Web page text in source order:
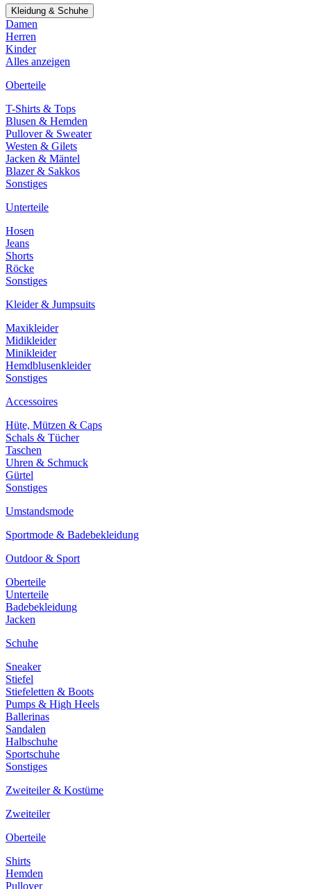
Kleidung & Schuhe
Damen
Herren
Kinder
Alles anzeigen
Oberteile
T-Shirts & Tops
Blusen & Hemden
Pullover & Sweater
Westen & Gilets
Jacken & Mäntel
Blazer & Sakkos
Sonstiges
Unterteile
Hosen
Jeans
Shorts
Röcke
Sonstiges
Kleider & Jumpsuits
Maxikleider
Midikleider
Minikleider
Hemdblusenkleider
Sonstiges
Accessoires
Hüte, Mützen & Caps
Schals & Tücher
Taschen
Uhren & Schmuck
Gürtel
Sonstiges
Umstandsmode
Sportmode & Badebekleidung
Outdoor & Sport
Oberteile
Unterteile
Badebekleidung
Jacken
Schuhe
Sneaker
Stiefel
Stiefeletten & Boots
Pumps & High Heels
Ballerinas
Sandalen
Halbschuhe
Sportschuhe
Sonstiges
Zweiteiler & Kostüme
Zweiteiler
Oberteile
Shirts
Hemden
Pullover